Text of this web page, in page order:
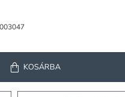
KOSÁRBA